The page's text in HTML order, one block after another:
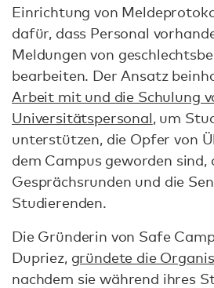
Einrichtung von
dafür, dass Personal
Meldungen von
bearbeiten. Der Ansatz
Arbeit mit und die Schulung
Universitätspersonal, um
unterstützen, die Opfer von
dem Campus geworden sind,
Gesprächsrunden und die
Studierenden.
Die Gründerin von Safe
Dupriez, gründete die
nachdem sie während ihres